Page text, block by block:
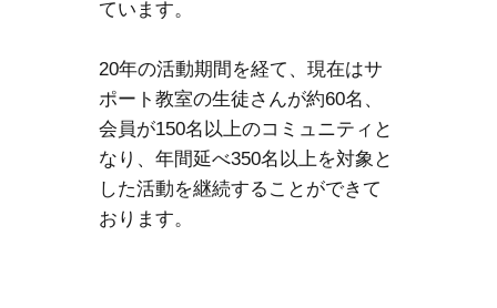
ています。
20年の活動期間を経て、現在はサ
ポート教室の生徒さんが約60名、
会員が150名以上のコミュニティと
なり、年間延べ350名以上を対象と
した活動を継続することができて
おります。